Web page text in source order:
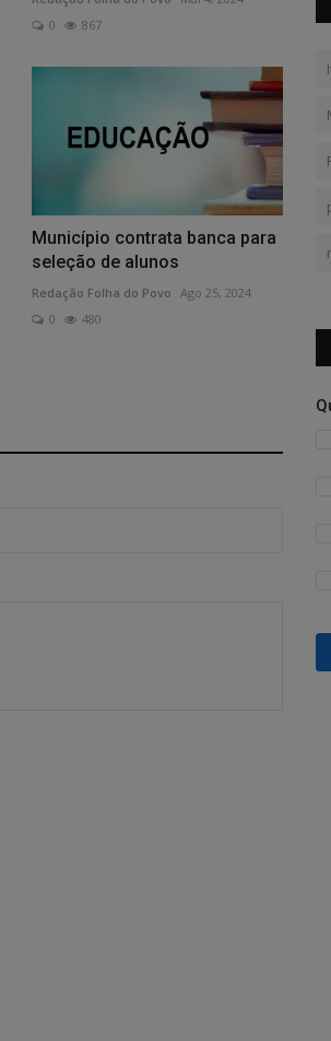
0
867
Município contrata banca para
seleção de alunos
Redação Folha do Povo Ago 25, 2024
0
480